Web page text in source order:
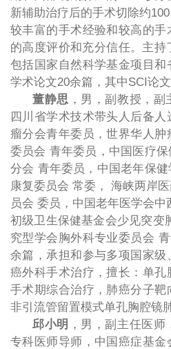
新辅助治疗后的手术切除约100
较丰富的手术经验和较高的
的高度评价和充分信任。主持
包括国家自然科学基金项目
学术论文20余篇，其中SCI论
董静思 ，男，副教授，副
四川省学术技术带头人后备
瘤分会青年委员，世界华人
委员会 青年委员，中国医疗
分会 青年委员，中国老年保
康复委员会 常委，
海峡两岸
员会 委员，中国老年医学会中
初级卫生保健基金会少见突变
究型学会胸外科专业委员会
余篇，承担和参与多项国家
癌外科手术治疗，擅长：单孔
手术期综合治疗，肺癌分子靶
非引流管留置模式单孔胸腔镜
邱小明 ，男，副主任医
专科医师导师，中国癌症基金